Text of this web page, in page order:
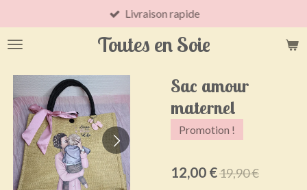
au
contenu
Toutes en Soie
Livraison rapide
Sac amour
maternel
Promotion !
12,00 €19,90 €